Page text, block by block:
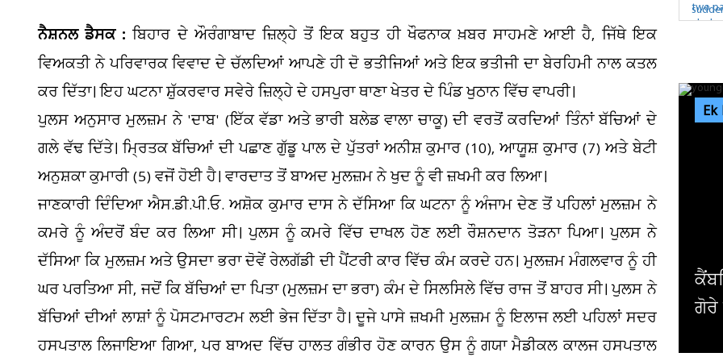
ਨੈਸ਼ਨਲ ਡੈਸਕ :ਬਿਹਾਰ ਦੇ ਔਰੰਗਾਬਾਦ ਜ਼ਿਲ੍ਹੇ ਤੋਂ ਇਕ ਬਹੁਤ ਹੀ ਖੌਫਨਾਕ ਖ਼ਬਰ ਸਾਹਮਣੇ ਆਈ ਹੈ, ਜਿੱਥੇ ਇਕ
ਵਿਅਕਤੀ ਨੇ ਪਰਿਵਾਰਕ ਵਿਵਾਦ ਦੇ ਚੱਲਦਿਆਂ ਆਪਣੇ ਹੀ ਦੋ ਭਤੀਜਿਆਂ ਅਤੇ ਇਕ ਭਤੀਜੀ ਦਾ ਬੇਰਹਿਮੀ ਨਾਲ ਕਤਲ
ਕਰ ਦਿੱਤਾ। ਇਹ ਘਟਨਾ ਸ਼ੁੱਕਰਵਾਰ ਸਵੇਰੇ ਜ਼ਿਲ੍ਹੇ ਦੇ ਹਸਪੁਰਾ ਥਾਣਾ ਖੇਤਰ ਦੇ ਪਿੰਡ ਖੁਠਾਨ ਵਿੱਚ ਵਾਪਰੀ।
ਪੁਲਸ ਅਨੁਸਾਰ ਮੁਲਜ਼ਮ ਨੇ 'ਦਾਬ' (ਇੱਕ ਵੱਡਾ ਅਤੇ ਭਾਰੀ ਬਲੇਡ ਵਾਲਾ ਚਾਕੂ) ਦੀ ਵਰਤੋਂ ਕਰਦਿਆਂ ਤਿੰਨਾਂ ਬੱਚਿਆਂ ਦੇ
ਗਲੇ ਵੱਢ ਦਿੱਤੇ। ਮ੍ਰਿਤਕ ਬੱਚਿਆਂ ਦੀ ਪਛਾਣ ਗੁੱਡੂ ਪਾਲ ਦੇ ਪੁੱਤਰਾਂ ਅਨੀਸ਼ ਕੁਮਾਰ (10), ਆਯੂਸ਼ ਕੁਮਾਰ (7) ਅਤੇ ਬੇਟੀ
ਅਨੁਸ਼ਕਾ ਕੁਮਾਰੀ (5) ਵਜੋਂ ਹੋਈ ਹੈ। ਵਾਰਦਾਤ ਤੋਂ ਬਾਅਦ ਮੁਲਜ਼ਮ ਨੇ ਖੁਦ ਨੂੰ ਵੀ ਜ਼ਖਮੀ ਕਰ ਲਿਆ।
ਜਾਣਕਾਰੀ ਦਿੰਦਿਆ ਐਸ.ਡੀ.ਪੀ.ਓ. ਅਸ਼ੋਕ ਕੁਮਾਰ ਦਾਸ ਨੇ ਦੱਸਿਆ ਕਿ ਘਟਨਾ ਨੂੰ ਅੰਜਾਮ ਦੇਣ ਤੋਂ ਪਹਿਲਾਂ ਮੁਲਜ਼ਮ ਨੇ
ਕਮਰੇ ਨੂੰ ਅੰਦਰੋਂ ਬੰਦ ਕਰ ਲਿਆ ਸੀ। ਪੁਲਸ ਨੂੰ ਕਮਰੇ ਵਿੱਚ ਦਾਖਲ ਹੋਣ ਲਈ ਰੌਸ਼ਨਦਾਨ ਤੋੜਨਾ ਪਿਆ। ਪੁਲਸ ਨੇ
ਦੱਸਿਆ ਕਿ ਮੁਲਜ਼ਮ ਅਤੇ ਉਸਦਾ ਭਰਾ ਦੋਵੇਂ ਰੇਲਗੱਡੀ ਦੀ ਪੈਂਟਰੀ ਕਾਰ ਵਿੱਚ ਕੰਮ ਕਰਦੇ ਹਨ। ਮੁਲਜ਼ਮ ਮੰਗਲਵਾਰ ਨੂੰ ਹੀ
ਘਰ ਪਰਤਿਆ ਸੀ, ਜਦੋਂ ਕਿ ਬੱਚਿਆਂ ਦਾ ਪਿਤਾ (ਮੁਲਜ਼ਮ ਦਾ ਭਰਾ) ਕੰਮ ਦੇ ਸਿਲਸਿਲੇ ਵਿੱਚ ਰਾਜ ਤੋਂ ਬਾਹਰ ਸੀ। ਪੁਲਸ ਨੇ
ਬੱਚਿਆਂ ਦੀਆਂ ਲਾਸ਼ਾਂ ਨੂੰ ਪੋਸਟਮਾਰਟਮ ਲਈ ਭੇਜ ਦਿੱਤਾ ਹੈ। ਦੂਜੇ ਪਾਸੇ ਜ਼ਖਮੀ ਮੁਲਜ਼ਮ ਨੂੰ ਇਲਾਜ ਲਈ ਪਹਿਲਾਂ ਸਦਰ
ਹਸਪਤਾਲ ਲਿਜਾਇਆ ਗਿਆ, ਪਰ ਬਾਅਦ ਵਿੱਚ ਹਾਲਤ ਗੰਭੀਰ ਹੋਣ ਕਾਰਨ ਉਸ ਨੂੰ ਗਯਾ ਮੈਡੀਕਲ ਕਾਲਜ ਹਸਪਤਾਲ
Ek
ਗੋਰੇ